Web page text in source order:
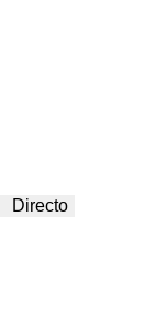
Directo